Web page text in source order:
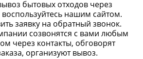
бытовых отходов через
нашим сайтом.
заявку на обратный звонок.
созвонятся с вами любым
через контакты, обговорят
организуют вывоз.